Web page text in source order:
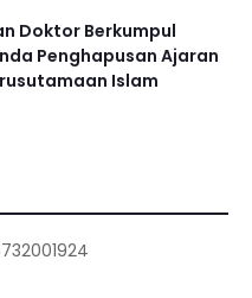
Doktor Berkumpul
Penghapusan Ajaran
Islam